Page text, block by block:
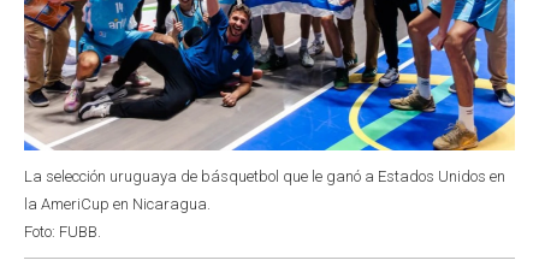
La selección uruguaya de básquetbol que le ganó a Estados Unidos en
la AmeriCup en Nicaragua.
Foto: FUBB.